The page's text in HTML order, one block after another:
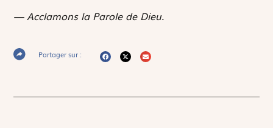
— Acclamons la Parole de Dieu.
Partager sur :